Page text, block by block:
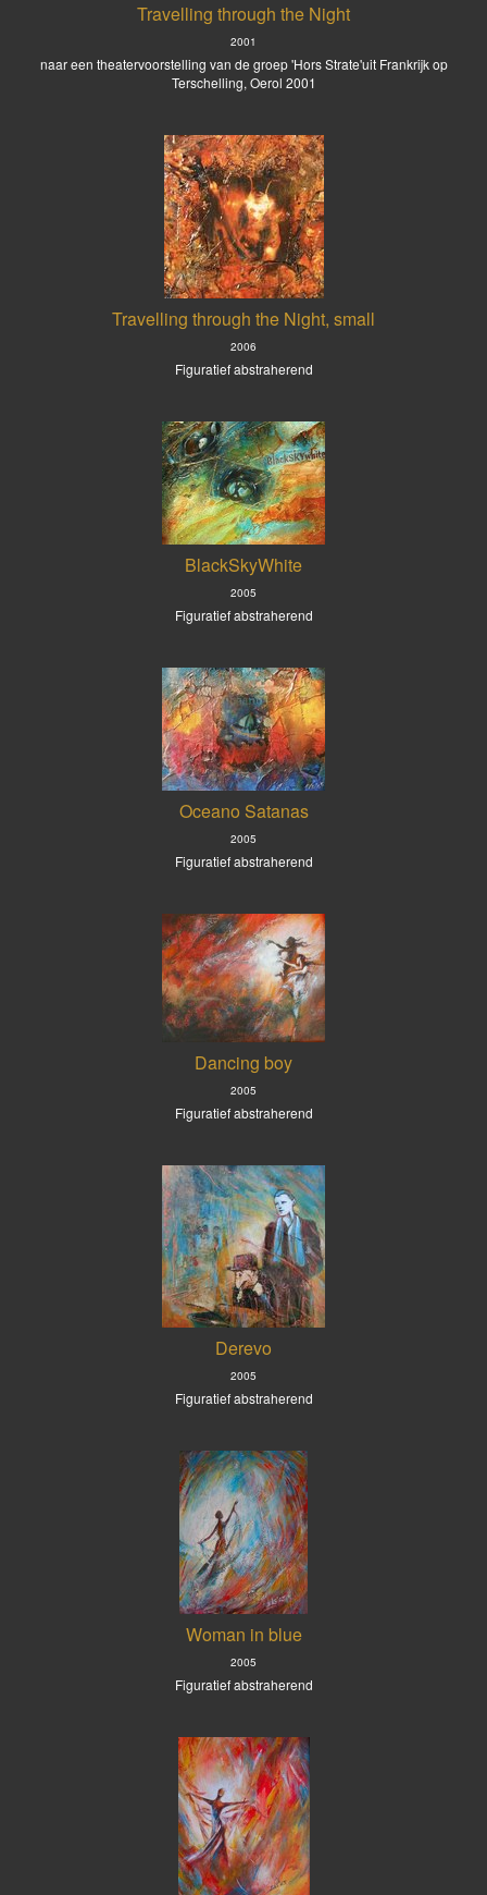
Travelling through the Night
2001
naar een theatervoorstelling van de groep 'Hors Strate'uit Frankrijk op
Terschelling, Oerol 2001
Travelling through the Night, small
2006
Figuratief abstraherend
BlackSkyWhite
2005
Figuratief abstraherend
Oceano Satanas
2005
Figuratief abstraherend
Dancing boy
2005
Figuratief abstraherend
Derevo
2005
Figuratief abstraherend
Woman in blue
2005
Figuratief abstraherend